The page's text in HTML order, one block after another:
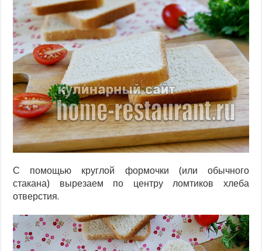
С помощью круглой формочки (или обычного
стакана) вырезаем по центру ломтиков хлеба
отверстия.